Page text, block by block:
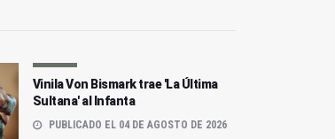
Vinila Von Bismark trae 'La Última
Sultana' al Infanta
PUBLICADO EL 04 DE AGOSTO DE 2026